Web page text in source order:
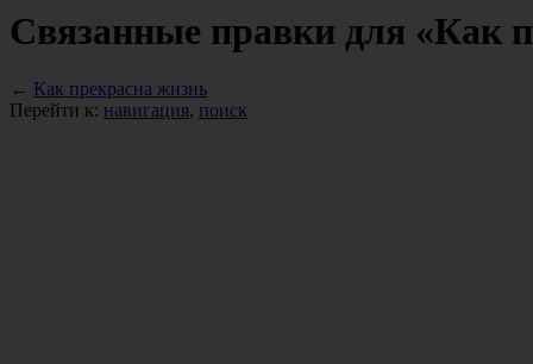
Связанные правки для «Как
← Как прекрасна жизнь
Перейти к: навигация, поиск